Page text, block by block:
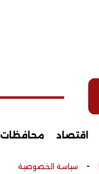
اقتصاد محافظات
- سياسة الخصوصية